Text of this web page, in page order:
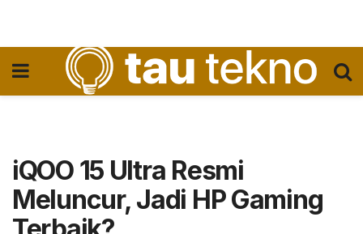
iQOO 15 Ultra Resmi
Meluncur, Jadi HP Gaming